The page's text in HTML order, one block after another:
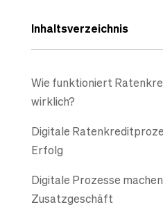
Inhaltsverzeichnis
Wie funktioniert
wirklich?
Digitale
Erfolg
Digitale Prozesse
Zusatzgeschäft